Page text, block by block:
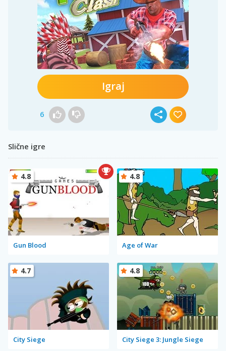
Igraj
6
Slične igre
Gun Blood
4.8
Age of War
4.8
City Siege
4.7
City Siege 3: Jungle Siege
4.8